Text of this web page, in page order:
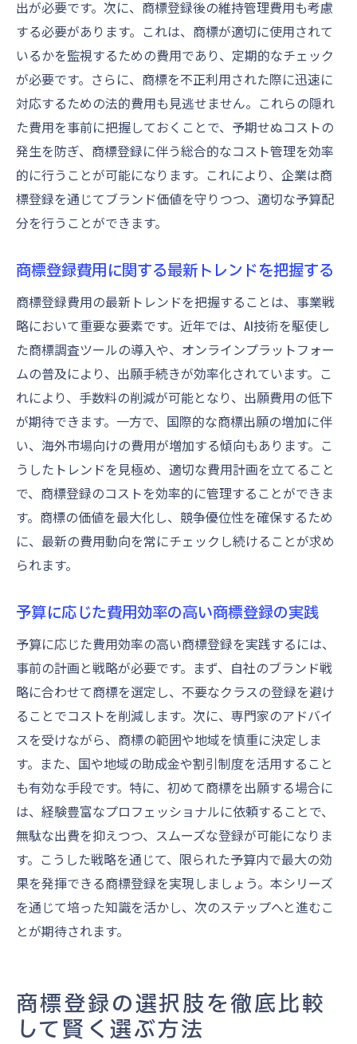
択
商標登録を通じた収益性の向上方法
商標登録が企業経済に与える影響を検証
商標登録による経済的利点の具体例
商標登録費用の比較分析による経済効果
商標登録費用を比較して賢く事業を守る方法
商標登録費用を賢く比較するための基本原
則
知的財産権を守るための商標登録の重要性
費用比較から見える商標登録の効果的活用
法
商標登録費用を活用して企業リスクを最小
化
商標登録の費用比較による事業防衛戦略
出が必要です。次に、商標登録後の維持管理費用も考慮
する必要があります。これは、商標が適切に使用されて
いるかを監視するための費用であり、定期的なチェック
が必要です。さらに、商標を不正利用された際に迅速に
対応するための法的費用も見逃せません。これらの隠れ
た費用を事前に把握しておくことで、予期せぬコストの
発生を防ぎ、商標登録に伴う総合的なコスト管理を効率
的に行うことが可能になります。これにより、企業は商
標登録を通じてブランド価値を守りつつ、適切な予算配
分を行うことができます。
商標登録費用に関する最新トレンドを把握する
商標登録費用の最新トレンドを把握することは、事業戦
略において重要な要素です。近年では、AI技術を駆使し
た商標調査ツールの導入や、オンラインプラットフォー
ムの普及により、出願手続きが効率化されています。こ
れにより、手数料の削減が可能となり、出願費用の低下
が期待できます。一方で、国際的な商標出願の増加に伴
い、海外市場向けの費用が増加する傾向もあります。こ
うしたトレンドを見極め、適切な費用計画を立てること
で、商標登録のコストを効率的に管理することができま
す。商標の価値を最大化し、競争優位性を確保するため
に、最新の費用動向を常にチェックし続けることが求め
られます。
予算に応じた費用効率の高い商標登録の実践
予算に応じた費用効率の高い商標登録を実践するには、
事前の計画と戦略が必要です。まず、自社のブランド戦
略に合わせて商標を選定し、不要なクラスの登録を避け
ることでコストを削減します。次に、専門家のアドバイ
スを受けながら、商標の範囲や地域を慎重に決定しま
す。また、国や地域の助成金や割引制度を活用すること
も有効な手段です。特に、初めて商標を出願する場合に
は、経験豊富なプロフェッショナルに依頼することで、
無駄な出費を抑えつつ、スムーズな登録が可能になりま
す。こうした戦略を通じて、限られた予算内で最大の効
果を発揮できる商標登録を実現しましょう。本シリーズ
を通じて培った知識を活かし、次のステップへと進むこ
とが期待されます。
商標登録の選択肢を徹底比較
して賢く選ぶ方法